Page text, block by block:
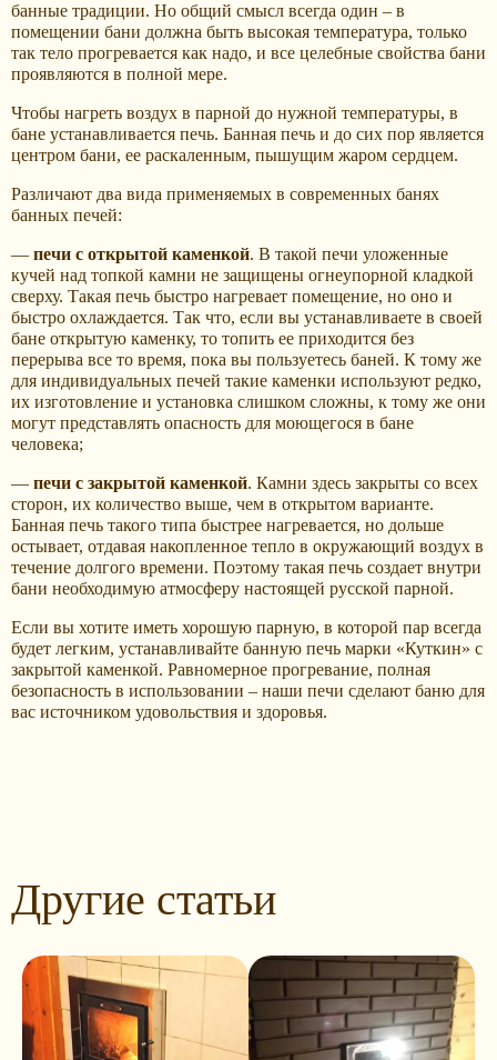
банные традиции. Но общий смысл всегда один – в
помещении бани должна быть высокая температура, только
так тело прогревается как надо, и все целебные свойства бани
проявляются в полной мере.
Чтобы нагреть воздух в парной до нужной температуры, в
бане устанавливается печь. Банная печь и до сих пор является
центром бани, ее раскаленным, пышущим жаром сердцем.
Различают два вида применяемых в современных банях
банных печей:
— печи с открытой каменкой. В такой печи уложенные
кучей над топкой камни не защищены огнеупорной кладкой
сверху. Такая печь быстро нагревает помещение, но оно и
быстро охлаждается. Так что, если вы устанавливаете в своей
бане открытую каменку, то топить ее приходится без
перерыва все то время, пока вы пользуетесь баней. К тому же
для индивидуальных печей такие каменки используют редко,
их изготовление и установка слишком сложны, к тому же они
могут представлять опасность для моющегося в бане
человека;
— печи с закрытой каменкой. Камни здесь закрыты со всех
сторон, их количество выше, чем в открытом варианте.
Банная печь такого типа быстрее нагревается, но дольше
остывает, отдавая накопленное тепло в окружающий воздух в
течение долгого времени. Поэтому такая печь создает внутри
бани необходимую атмосферу настоящей русской парной.
Если вы хотите иметь хорошую парную, в которой пар всегда
будет легким, устанавливайте банную печь марки «Куткин» с
закрытой каменкой. Равномерное прогревание, полная
безопасность в использовании – наши печи сделают баню для
вас источником удовольствия и здоровья.
Другие статьи